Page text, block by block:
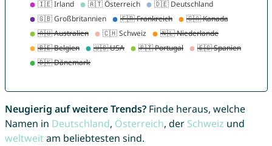
Neugierig auf weitere Trends?Finde heraus, welche
Namen in Deutschland, Österreich, der Schweiz und
weltweitam beliebtesten sind.